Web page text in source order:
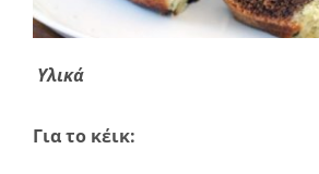
Υλικά
Για το κέικ: